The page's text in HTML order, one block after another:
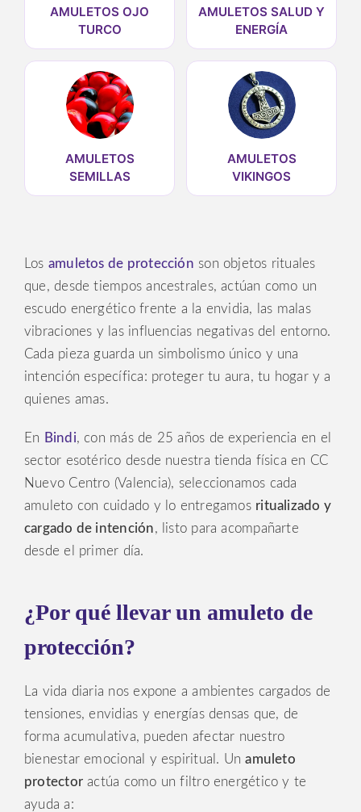
AMULETOS OJO
TURCO
AMULETOS SALUD Y
ENERGÍA
AMULETOS
SEMILLAS
AMULETOS
VIKINGOS
Los amuletos de protección son objetos rituales
que, desde tiempos ancestrales, actúan como un
escudo energético frente a la envidia, las malas
vibraciones y las influencias negativas del entorno.
Cada pieza guarda un simbolismo único y una
intención específica: proteger tu aura, tu hogar y a
quienes amas.
En Bindi, con más de 25 años de experiencia en el
sector esotérico desde nuestra tienda física en CC
Nuevo Centro (Valencia), seleccionamos cada
amuleto con cuidado y lo entregamos ritualizado y
cargado de intención, listo para acompañarte
desde el primer día.
¿Por qué llevar un amuleto de
protección?
La vida diaria nos expone a ambientes cargados de
tensiones, envidias y energías densas que, de
forma acumulativa, pueden afectar nuestro
bienestar emocional y espiritual. Unamuleto
protector actúa como un filtro energético y te
ayuda a: